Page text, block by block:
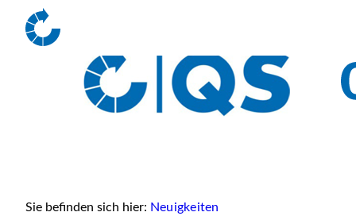
Sie befinden sich hier: Neuigkeiten